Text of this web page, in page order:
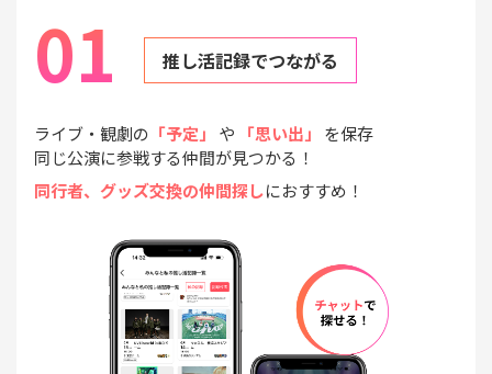
01 推し活記録でつながる
ライブ・観劇の 「予定」 や 「思い出」
を保存
同じ公演に参戦する仲間が見つかる！
同行者、グッズ交換の仲間探しにおすすめ！